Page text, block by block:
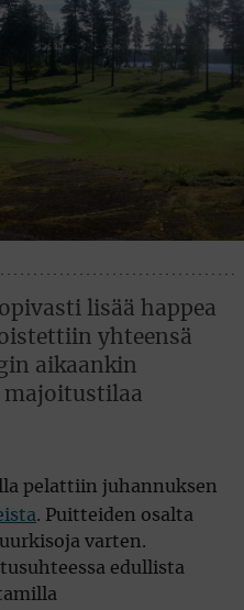
lisää happea
yhteensä
aikaankin
pelattiin juhannuksen
. Puitteiden osalta
varten.
edullista